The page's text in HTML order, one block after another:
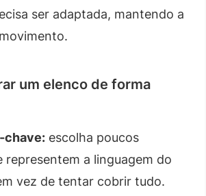
ser adaptada, mantendo a
um elenco de forma
chave: escolha poucos
representem a linguagem do
vez de tentar cobrir tudo.